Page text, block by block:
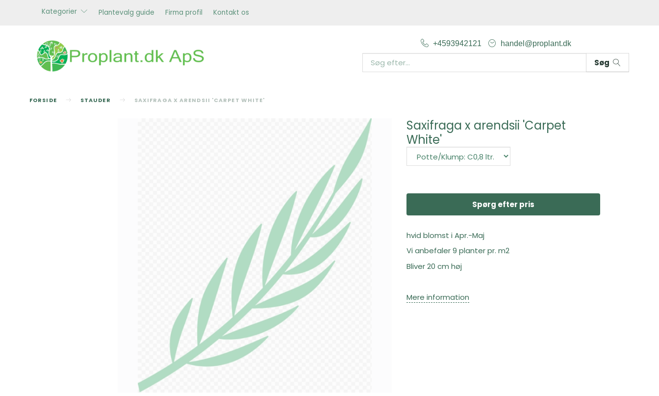
Kategorier Plantevalg guide Firma profil Kontakt os
+4593942121 handel@proplant.dk
Søg
FORSIDE STAUDER SAXIFRAGA X ARENDSII 'CARPET WHITE'
Saxifraga x arendsii 'Carpet
White'
Spørg efter pris
hvid blomst i Apr.-Maj
Vi anbefaler 9 planter pr. m2
Bliver 20 cm høj
Mere information